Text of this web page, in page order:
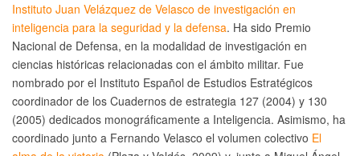
Instituto Juan Velázquez de Velasco de investigación en
inteligencia para la seguridad y la defensa. Ha sido Premio
Nacional de Defensa, en la modalidad de investigación en
ciencias históricas relacionadas con el ámbito militar. Fue
nombrado por el Instituto Español de Estudios Estratégicos
coordinador de los Cuadernos de estrategia 127 (2004) y 130
(2005) dedicados monográficamente a Inteligencia. Asimismo, ha
coordinado junto a Fernando Velasco el volumen colectivo El